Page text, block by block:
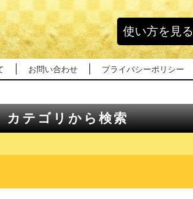
使い方を見る
お問い合わせ プライバシーポリシー
カテゴリから検索